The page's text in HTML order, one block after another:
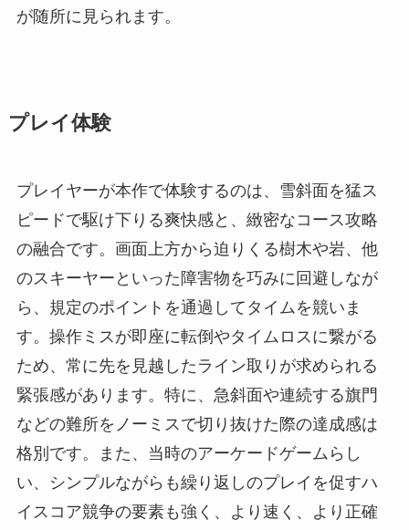
が随所に見られます。
プレイ体験
プレイヤーが本作で体験するのは、雪斜面を猛ス
ピードで駆け下りる爽快感と、緻密なコース攻略
の融合です。画面上方から迫りくる樹木や岩、他
のスキーヤーといった障害物を巧みに回避しなが
ら、規定のポイントを通過してタイムを競いま
す。操作ミスが即座に転倒やタイムロスに繋がる
ため、常に先を見越したライン取りが求められる
緊張感があります。特に、急斜面や連続する旗門
などの難所をノーミスで切り抜けた際の達成感は
格別です。また、当時のアーケードゲームらし
い、シンプルながらも繰り返しのプレイを促すハ
イスコア競争の要素も強く、より速く、より正確